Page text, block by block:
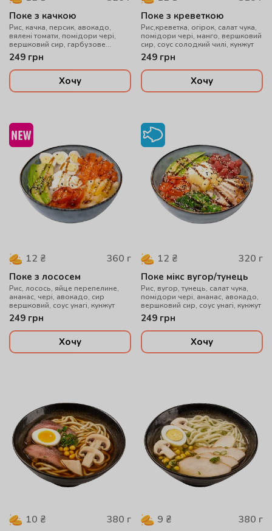
Поке з качкою
Рис, качка, персик, авокадо,
вялені томати, помідори чері,
вершковий сир, гарбузове
насіння, медово-гірчичний соус
249 грн
Хочу
Поке з креветкою
Рис,креветка, огірок, салат чука,
помідори чері, манго, вершковий
сир, соус солодкий чилі, кунжут
249 грн
Хочу
12 ₴ 360 г
Поке з лососем
Рис, лосось, яйце перепелине,
ананас, чері, авокадо, сир
вершковий, соус унагі, кунжут
249 грн
Хочу
12 ₴ 320 г
Поке мікс вугор/тунець
Рис, вугор, тунець, салат чука,
помідори чері, ананас, авокадо,
вершковий сир, соус унагі, кунжут
249 грн
Хочу
10 ₴ 380 г 9 ₴ 380 г